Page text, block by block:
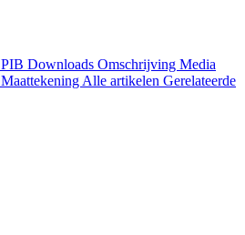
PIB Downloads Omschrijving Media
MaattekeningAlle artikelen Gerelateerde